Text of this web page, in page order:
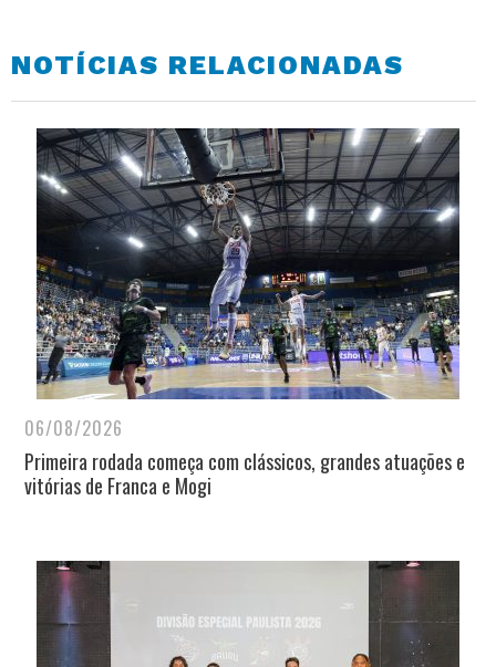
NOTÍCIAS RELACIONADAS
06/08/2026
Primeira rodada começa com clássicos, grandes atuações e
vitórias de Franca e Mogi